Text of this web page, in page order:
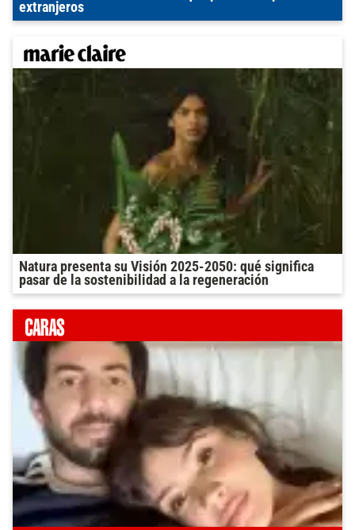
extranjeros
Natura presenta su Visión 2025-2050: qué significa
pasar de la sostenibilidad a la regeneración